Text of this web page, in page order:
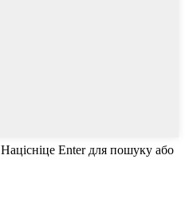
Націсніце Enter для пошуку або